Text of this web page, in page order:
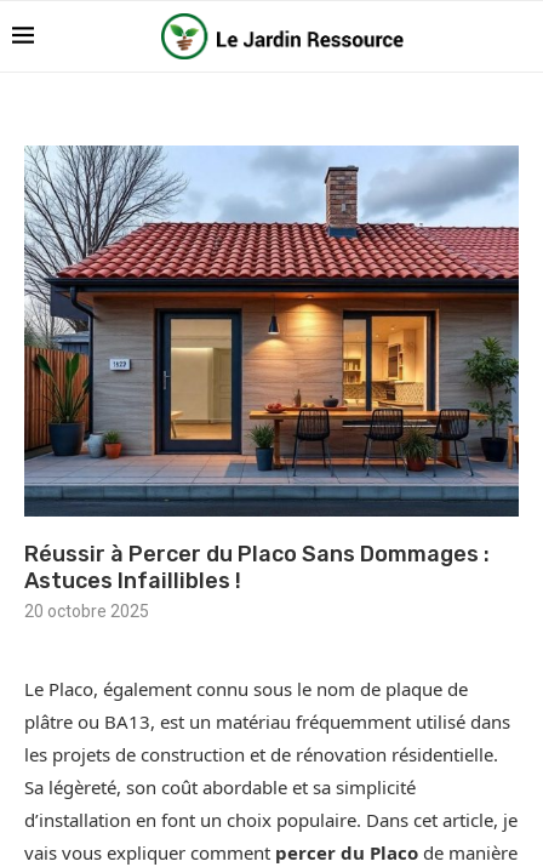
Réussir à Percer du Placo Sans Dommages :
Astuces Infaillibles !
20 octobre 2025
Le Placo, également connu sous le nom de plaque de
plâtre ou BA13, est un matériau fréquemment utilisé dans
les projets de construction et de rénovation résidentielle.
Sa légèreté, son coût abordable et sa simplicité
d’installation en font un choix populaire. Dans cet article, je
vais vous expliquer comment percer du Placo de manière